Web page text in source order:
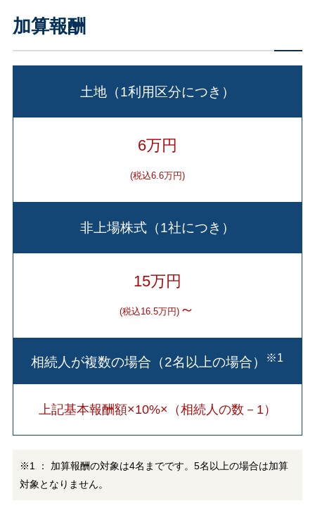
加算報酬
土地（1利用区分につき）
6万円
(税込6.6万円)
非上場株式（1社につき）
15万円
(税込16.5万円) ～
相続人が複数の場合（2名以上の場合） ※1
上記基本報酬額×10%×（相続人の数－1）
※1 ： 加算報酬の対象は4名までです。5名以上の場合は加算
対象となりません。